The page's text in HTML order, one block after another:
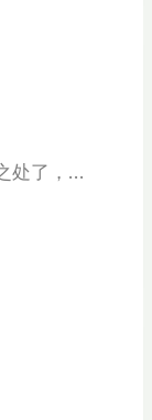
处了，…